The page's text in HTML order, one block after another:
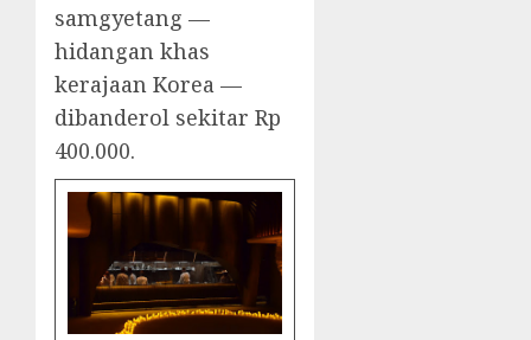
samgyetang —
hidangan khas
kerajaan Korea —
dibanderol sekitar Rp
400.000.